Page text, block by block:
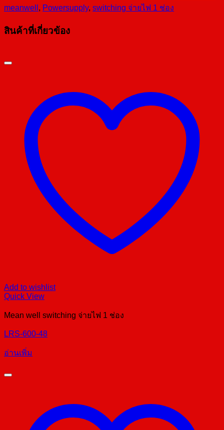
meanwell , Powersupply, switching จ่ายไฟ 1 ช่อง
สินค้าที่เกี่ยวข้อง
Add to wishlist
Quick View
Mean well switching จ่ายไฟ 1 ช่อง
LRS-600-48
อ่านเพิ่ม